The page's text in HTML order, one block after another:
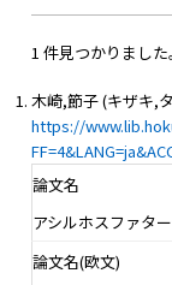
1 件見つかりました。
木崎,節子 (キザキ,
https://
論文名
アシルホスファタ
論文名(欧文)